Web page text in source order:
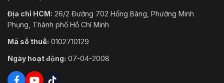
Địa chỉ HCM: 26/2 Đường 702 Hồng Bàng, Phường Minh
Phụng, Thành phố Hồ Chí Minh
Mã số thuế: 0102710129
Ngày hoạt động: 07-04-2008